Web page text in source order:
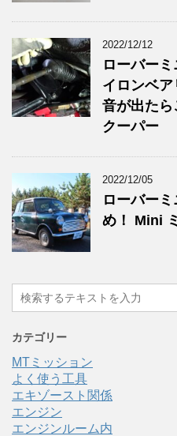
2022/12/12
ローバー
イロンベ
音が出た
クーパー
2022/12/05
ローバー
め！ Mini
カテゴリー
MTミッション
よく使う工具
エキゾースト関係
エンジン
エンジンルーム内